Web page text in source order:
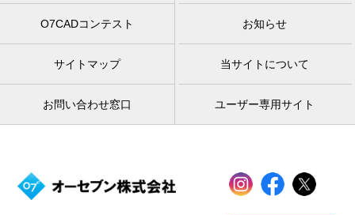
O7CADコンテスト お知らせ
サイトマップ 当サイトについて
お問い合わせ窓口 ユーザー専用サイト